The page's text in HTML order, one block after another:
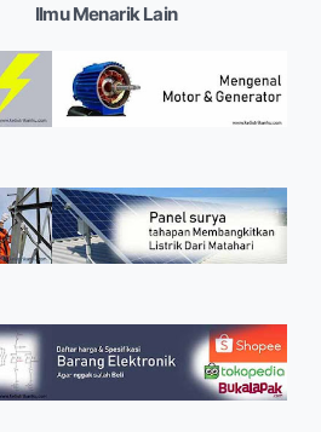
Ilmu Menarik Lain